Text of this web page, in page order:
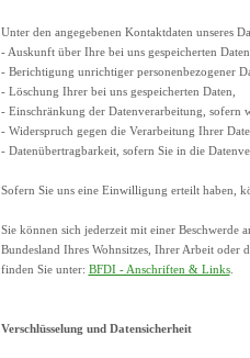
Unter den angegebenen Kontaktdaten unseres
- Auskunft über Ihre bei uns gespeicherten
- Berichtigung unrichtiger personenbezogener
- Löschung Ihrer bei uns gespeicherten Daten,
- Einschränkung der Datenverarbeitung, sofern
- Widerspruch gegen die Verarbeitung Ihrer
- Datenübertragbarkeit, sofern Sie in die
Sofern Sie uns eine Einwilligung erteilt haben,
Sie können sich jederzeit mit einer Beschwerde
Bundesland Ihres Wohnsitzes, Ihrer Arbeit
finden Sie unter: BFDI - Anschriften & Links.
Verschlüsselung und Datensicherheit